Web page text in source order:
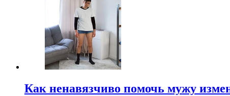
Как ненавязчиво помочь мужу